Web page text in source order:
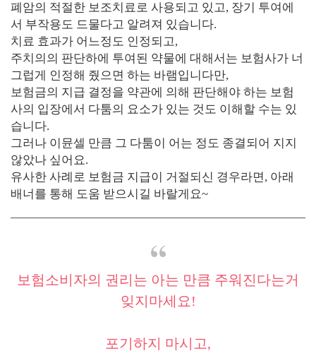
폐암의 적절한 보조치료로 사용되고 있고, 장기 투여에
서 부작용도 드물다고 알려져 있습니다.
치료 효과가 어느정도 인정되고,
주치의의 판단하에 투여된 약물에 대해서는 보험사가 너
그럽게 인정해 줬으면 하는 바램입니다만,
보험금의 지급 결정을 약관에 의해 판단해야 하는 보험
사의 입장에서 다툼의 요소가 있는 것도 이해할 수는 있
습니다.
그러나 이뮨셀 만큼 그 다툼이 어는 정도 종결되어 지지
않았나 싶어요.
유사한 사례로 보험금 지급이 거절되신 경우라면, 아래
배너를 통해 도움 받으시길 바랄게요~
보험소비자의 권리는 아는 만큼 주워진다는거
잊지마세요!
포기하지 마시고,